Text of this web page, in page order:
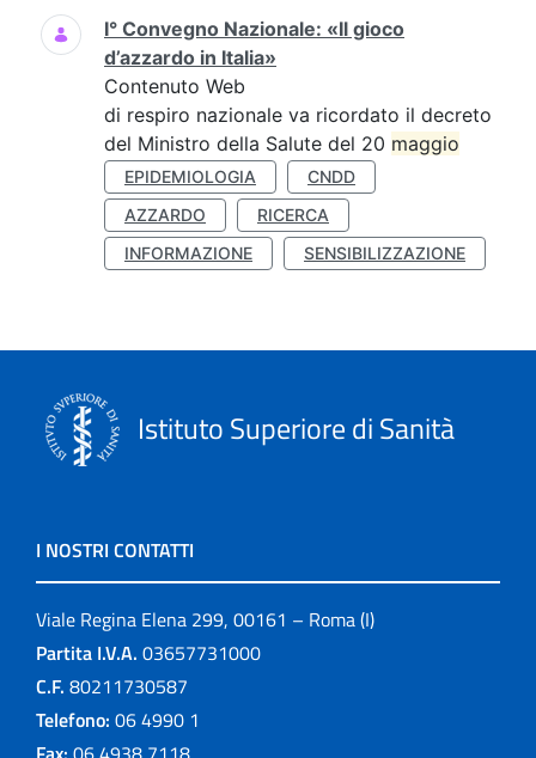
Ricerca
I° Convegno Nazionale: «Il gioco
d’azzardo in Italia»
Contenuto Web
di respiro nazionale va ricordato il decreto
del Ministro della Salute del 20 maggio
EPIDEMIOLOGIA
CNDD
AZZARDO
RICERCA
INFORMAZIONE
SENSIBILIZZAZIONE
Istituto Superiore di Sanità
I NOSTRI CONTATTI
Viale Regina Elena 299, 00161 – Roma (I)
Partita I.V.A. 03657731000
C.F. 80211730587
Telefono: 06 4990 1